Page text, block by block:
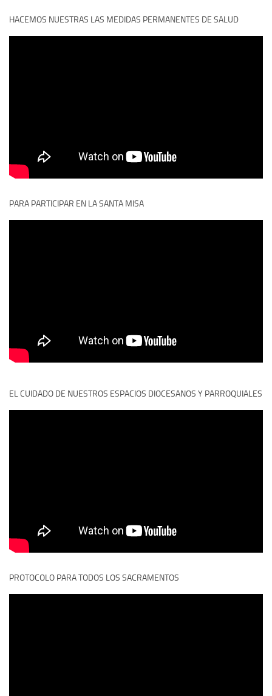
HACEMOS NUESTRAS LAS MEDIDAS PERMANENTES DE SALUD
PARA PARTICIPAR EN LA SANTA MISA
EL CUIDADO DE NUESTROS ESPACIOS DIOCESANOS Y PARROQUIALES
PROTOCOLO PARA TODOS LOS SACRAMENTOS